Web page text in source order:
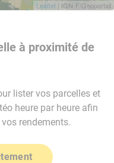
Leaflet | IGN-F/Geoportail
à proximité de
lister vos parcelles et
heure par heure afin
rendements.